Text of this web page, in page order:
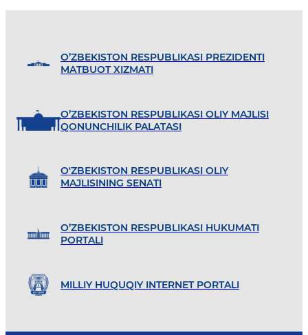
O’ZBEKISTON RESPUBLIKASI PREZIDENTI
MATBUOT XIZMATI
O’ZBEKISTON RESPUBLIKASI OLIY MAJLISI
QONUNCHILIK PALATASI
O'ZBEKISTON RESPUBLIKASI OLIY
MAJLISINING SENATI
O’ZBEKISTON RESPUBLIKASI HUKUMATI
PORTALI
MILLIY HUQUQIY INTERNET PORTALI